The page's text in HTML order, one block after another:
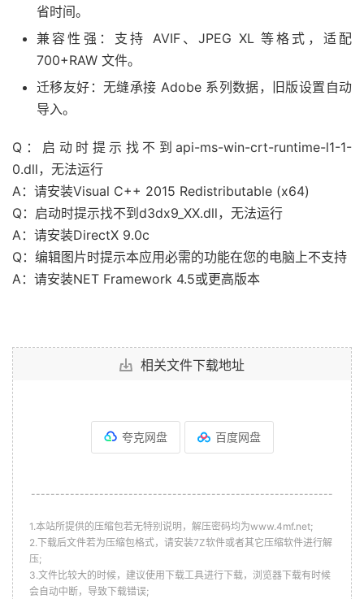
省时间。
兼容性强：支持 AVIF、JPEG XL 等格式，适配
700+RAW 文件。
迁移友好：无缝承接 Adobe 系列数据，旧版设置自动
导入。
Q：启动时提示找不到api-ms-win-crt-runtime-l1-1-
0.dll，无法运行
A：请安装Visual C++ 2015 Redistributable (x64)
Q：启动时提示找不到d3dx9_XX.dll，无法运行
A：请安装DirectX 9.0c
Q：编辑图片时提示本应用必需的功能在您的电脑上不支持
A：请安装NET Framework 4.5或更高版本
相关文件下载地址
夸克网盘 百度网盘
--------------------------------------------------------------
1.本站所提供的压缩包若无特别说明，解压密码均为www.4mf.net;
2.下载后文件若为压缩包格式，请安装7Z软件或者其它压缩软件进行解
压;
3.文件比较大的时候，建议使用下载工具进行下载，浏览器下载有时候
会自动中断，导致下载错误;